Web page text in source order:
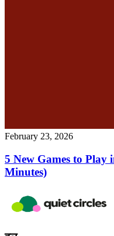
February 23, 2026
5 New Games to Play
Minutes)